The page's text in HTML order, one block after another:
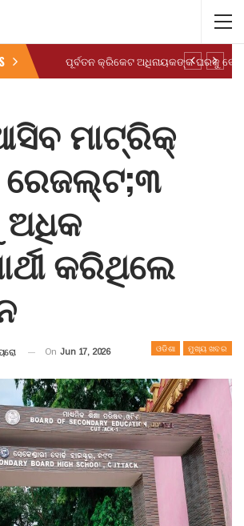
ପୂର୍ବତନ କ୍ରିକେଟ ଅଧିନାୟକଙ୍କ ଘରକୁ
ମାଟ୍ରିକ୍
ରେଜଲ୍ଟ;୩
ଅଧିକ
କରିଥିଲେ
ଓଡିଶା ମୁଖ୍ୟ ଖବର
On Jun 17, 2026